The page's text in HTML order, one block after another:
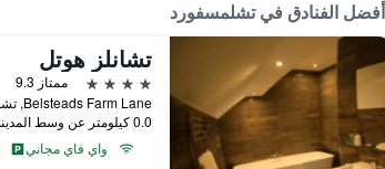
أفضل الفنادق في تشلمسفورد
تشانلز هوتل
4 نجوم
ممتاز 9.3
Belsteads Farm Lane, تشلمسفورد, المملكة المتحدة
0.0 كيلومتر عن وسط المدينة
واي فاي مجاني